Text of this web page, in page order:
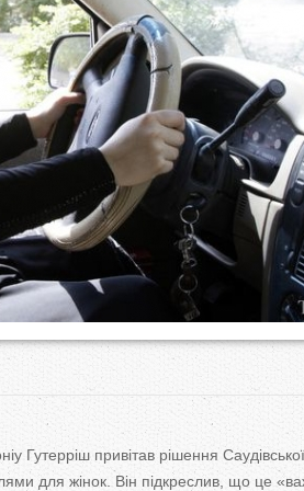
Гутерріш привітав рішення Саудівської
для жінок. Він підкреслив, що це